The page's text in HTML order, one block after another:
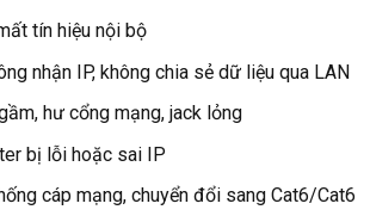
tín hiệu nội bộ
nhận IP, không chia sẻ dữ liệu qua LAN
hư cổng mạng, jack lỏng
bị lỗi hoặc sai IP
cáp mạng, chuyển đổi sang Cat6/Cat6